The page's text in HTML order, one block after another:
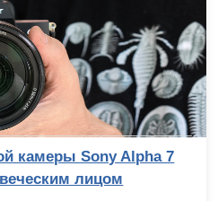
камеры Sony Alpha 7
лицом